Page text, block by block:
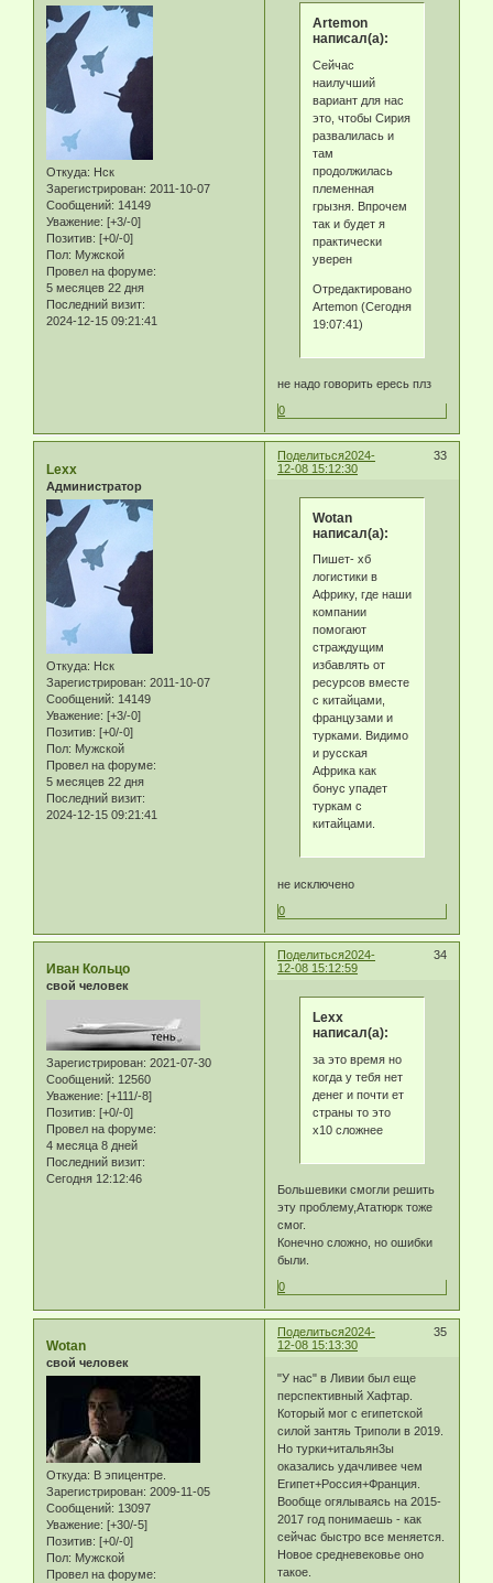
Откуда: Нск
Зарегистрирован: 2011-10-07
Сообщений: 14149
Уважение: [+3/-0]
Позитив: [+0/-0]
Пол: Мужской
Провел на форуме:
5 месяцев 22 дня
Последний визит:
2024-12-15 09:21:41
Artemon
написал(а):
Сейчас
наилучший
вариант для нас
это, чтобы Сирия
развалилась и
там
продолжилась
племенная
грызня. Впрочем
так и будет я
практически
уверен
Отредактировано
Artemon (Сегодня
19:07:41)
не надо говорить ересь плз
0
Поделиться 33
2024-
12-08 15:12:30
Lexx
Администратор
Откуда: Нск
Зарегистрирован: 2011-10-07
Сообщений: 14149
Уважение: [+3/-0]
Позитив: [+0/-0]
Пол: Мужской
Провел на форуме:
5 месяцев 22 дня
Последний визит:
2024-12-15 09:21:41
Wotan
написал(а):
Пишет- хб
логистики в
Африку, где наши
компании
помогают
страждущим
избавлять от
ресурсов вместе
с китайцами,
французами и
турками. Видимо
и русская
Африка как
бонус упадет
туркам с
китайцами.
не исключено
0
Поделиться 34
2024-
12-08 15:12:59
Иван Кольцо
свой человек
Зарегистрирован: 2021-07-30
Сообщений: 12560
Уважение: [+111/-8]
Позитив: [+0/-0]
Провел на форуме:
4 месяца 8 дней
Последний визит:
Сегодня 12:12:46
Lexx
написал(а):
за это время но
когда у тебя нет
денег и почти ет
страны то это
x10 сложнее
Большевики смогли решить
эту проблему,Ататюрк тоже
смог.
Конечно сложно, но ошибки
были.
0
Поделиться 35
2024-
12-08 15:13:30
Wotan
свой человек
Откуда: В эпицентре.
Зарегистрирован: 2009-11-05
Сообщений: 13097
Уважение: [+30/-5]
Позитив: [+0/-0]
Пол: Мужской
Провел на форуме:
"У нас" в Ливии был еще
перспективный Хафтар.
Который мог с египетской
силой зантяь Триполи в 2019.
Но турки+итальян3ы
оказались удачливее чем
Египет+Россия+Франция.
Вообще огялываясь на 2015-
2017 год понимаешь - как
сейчас быстро все меняется.
Новое средневековье оно
такое.